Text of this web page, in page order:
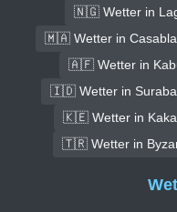
🇳🇬 Wetter in
🇲🇦 Wetter in
🇦🇫 Wetter in
🇮🇩 Wetter in
🇰🇪 Wetter in
🇹🇷 Wetter in